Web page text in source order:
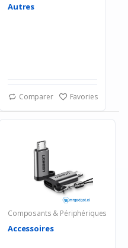
Autres
Comparer Favories
Composants & Périphériques
Accessoires